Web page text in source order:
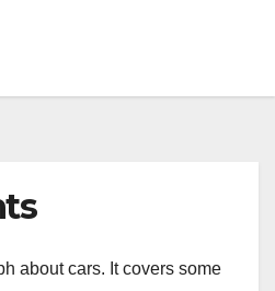
about cars. It covers some